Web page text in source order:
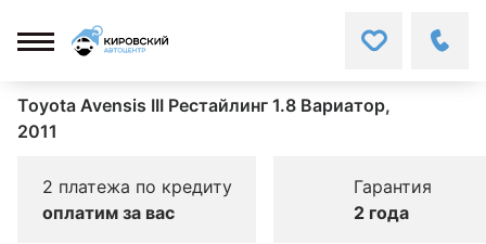
Toyota Avensis III Рестайлинг 1.8 Вариатор,
2011
2 платежа по кредиту
оплатим за вас
Гарантия
2 года